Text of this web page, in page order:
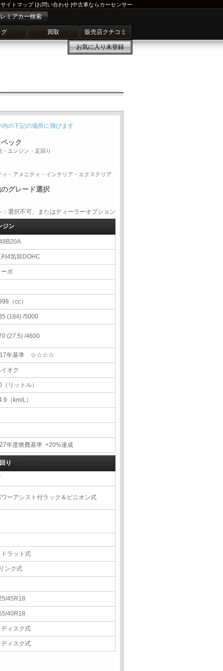
サイトマップ|お問い合わせ |中古車ならカーセンサー
ミアカー検索
買取 販売店クチコミ
お気に入り未登録
内の下記の場所に飛びます
ック
・エンジン・足回り
ィ・アメニティ・インテリア・エクステリア
グレード選択
択不可、またはディーラーオプション
ジン
4気筒DOHC
ーボ
（cc）
(184) /5000
(27.5) /4600
年基準 ☆☆☆☆
オク
（リットル）
（km/L）
年度燃費基準 +20%達成
り
ーアシスト付ラック＆ピニオン式
トラット式
ンク式
45R18
40R18
ディスク式
ディスク式